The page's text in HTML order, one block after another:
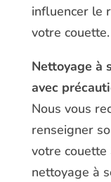
influencer le
votre couette.
Nettoyage à
avec
Nous vous
renseigner
votre
nettoyage à